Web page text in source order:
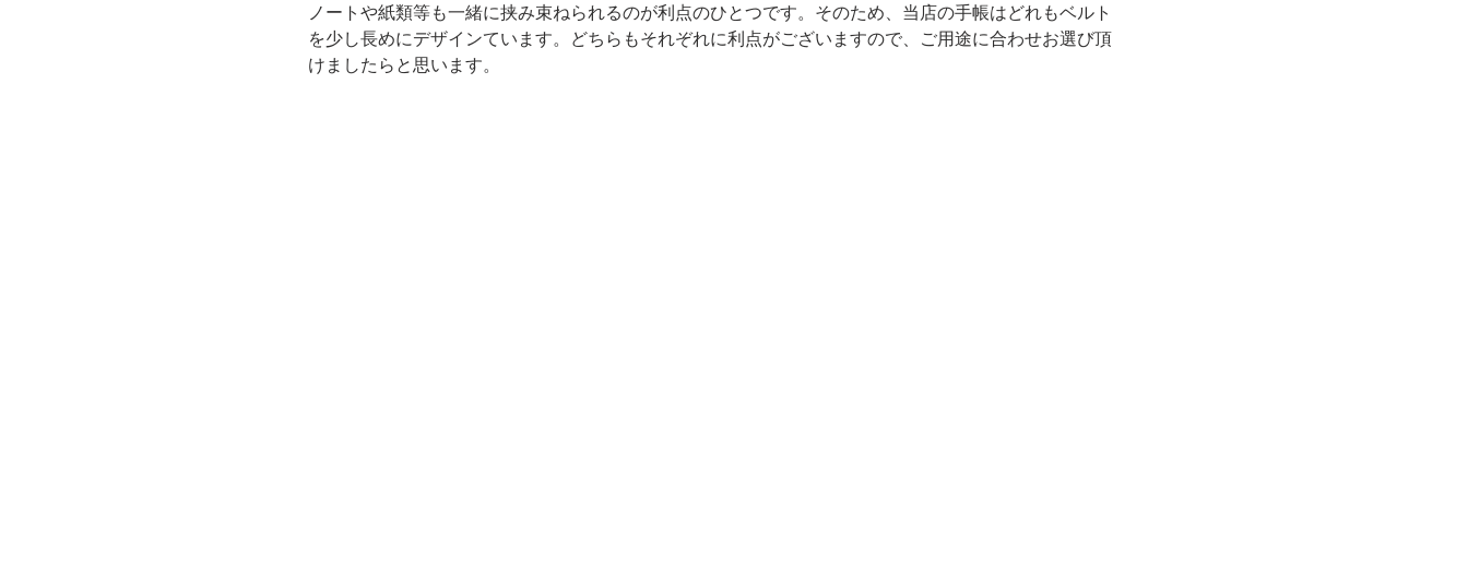
ノートや紙類等も一緒に挟み束ねられるのが利点のひとつです。そのため、当店の手帳はどれもベルト
を少し長めにデザインています。どちらもそれぞれに利点がございますので、ご用途に合わせお選び頂
けましたらと思います。